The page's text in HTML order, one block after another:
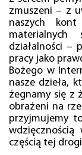
zmuszeni – z
naszych
działalności –
pracy jako
Bożego w
nasze dzieła,
żegnamy się z
obrażeni na
przyjmujemy
częścią tej